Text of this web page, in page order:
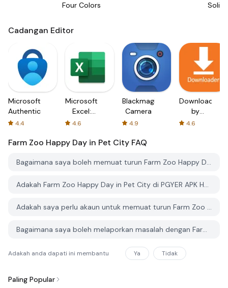
Four Colors
Cadangan Editor
Microsoft
Authenticator
4.4
Microsoft
Excel:
Spreadsheets
4.6
Blackmagic
Camera
4.9
Downloader
by
AFTVnews
4.6
Farm Zoo Happy Day in Pet City FAQ
Bagaimana saya boleh memuat turun Farm Zoo Happy Day in Pet City dari PGYER APK HUB?
Adakah Farm Zoo Happy Day in Pet City di PGYER APK HUB percuma untuk dimuat turun?
Adakah saya perlu akaun untuk memuat turun Farm Zoo Happy Day in Pet City dari PGYER APK HUB?
Bagaimana saya boleh melaporkan masalah dengan Farm Zoo Happy Day in Pet City di PGYER APK HUB?
Adakah anda dapati ini membantu Ya Tidak
Paling Popular